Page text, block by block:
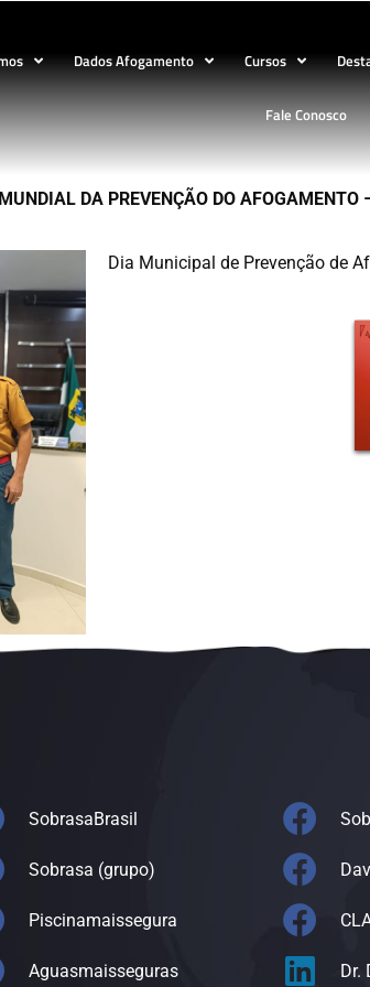
Dados Afogamento Cursos
Fale Conosco
DA PREVENÇÃO DO
Dia Municipal de Prevenção de
SobrasaBrasil
Sobrasa (grupo)
Piscinamaissegura
Aguasmaisseguras Dr.